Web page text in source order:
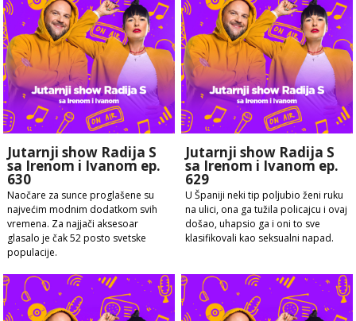
Jutarnji show Radija S
sa Irenom i Ivanom ep.
630
Naočare za sunce proglašene su
najvećim modnim dodatkom svih
vremena. Za najjači aksesoar
glasalo je čak 52 posto svetske
populacije.
Jutarnji show Radija S
sa Irenom i Ivanom ep.
629
U Španiji neki tip poljubio ženi ruku
na ulici, ona ga tužila policajcu i ovaj
došao, uhapsio ga i oni to sve
klasifikovali kao seksualni napad.